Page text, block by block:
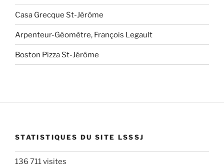
Casa Grecque St-Jérôme
Arpenteur-Géomètre, François Legault
Boston Pizza St-Jérôme
STATISTIQUES DU SITE LSSSJ
136 711 visites